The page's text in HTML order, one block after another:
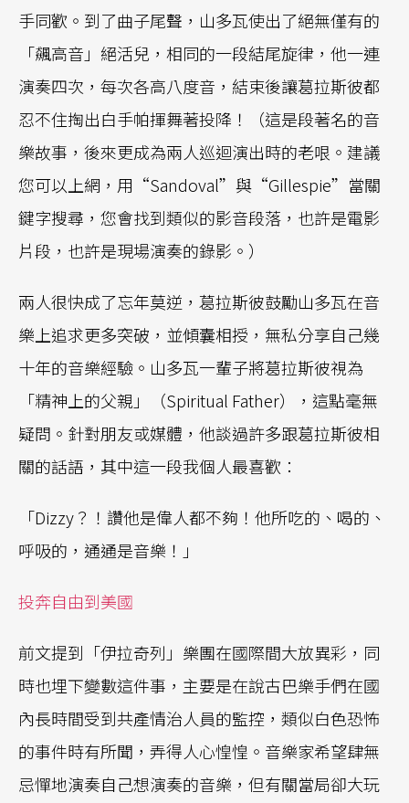
手同歡。到了曲子尾聲，山多瓦使出了絕無僅有的
「飆高音」絕活兒，相同的一段結尾旋律，他一連
演奏四次，每次各高八度音，結束後讓葛拉斯彼都
忍不住掏出白手帕揮舞著投降！（這是段著名的音
樂故事，後來更成為兩人巡迴演出時的老哏。建議
您可以上網，用“Sandoval”與“Gillespie”當關
鍵字搜尋，您會找到類似的影音段落，也許是電影
片段，也許是現場演奏的錄影。）
兩人很快成了忘年莫逆，葛拉斯彼鼓勵山多瓦在音
樂上追求更多突破，並傾囊相授，無私分享自己幾
十年的音樂經驗。山多瓦一輩子將葛拉斯彼視為
「精神上的父親」（Spiritual Father），這點毫無
疑問。針對朋友或媒體，他談過許多跟葛拉斯彼相
關的話語，其中這一段我個人最喜歡：
「Dizzy？！讚他是偉人都不夠！他所吃的、喝的、
呼吸的，通通是音樂！」
投奔自由到美國
前文提到「伊拉奇列」樂團在國際間大放異彩，同
時也埋下變數這件事，主要是在說古巴樂手們在國
內長時間受到共產情治人員的監控，類似白色恐怖
的事件時有所聞，弄得人心惶惶。音樂家希望肆無
忌憚地演奏自己想演奏的音樂，但有關當局卻大玩